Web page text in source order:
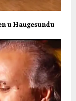
u Haugesundu